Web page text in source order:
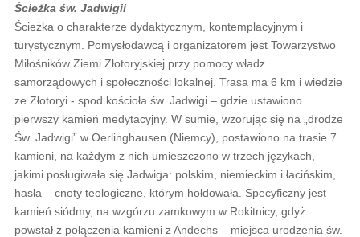
Ścieżka św. Jadwigii
Ścieżka o charakterze dydaktycznym, kontemplacyjnym i
turystycznym. Pomysłodawcą i organizatorem jest Towarzystwo
Miłośników Ziemi Złotoryjskiej przy pomocy władz
samorządowych i społeczności lokalnej. Trasa ma 6 km i wiedzie
ze Złotoryi - spod kościoła św. Jadwigi – gdzie ustawiono
pierwszy kamień medytacyjny. W sumie, wzorując się na „drodze
Św. Jadwigi” w Oerlinghausen (Niemcy), postawiono na trasie 7
kamieni, na każdym z nich umieszczono w trzech językach,
jakimi posługiwała się Jadwiga: polskim, niemieckim i łacińskim,
hasła – cnoty teologiczne, którym hołdowała. Specyficzny jest
kamień siódmy, na wzgórzu zamkowym w Rokitnicy, gdyż
powstał z połączenia kamieni z Andechs – miejsca urodzenia św.